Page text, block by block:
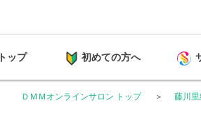
トップ 初めての方へ
ＤＭＭオンラインサロン トップ 藤川